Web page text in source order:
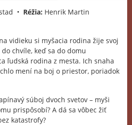
• Réžia: Henrik Martin
vidieku si myšacia rodina žije svoj
chvíle, keď sa do domu
ľudská rodina z mesta. Ich snaha
mení na boj o priestor, poriadok
súboj dvoch svetov – myši
prispôsobí? A dá sa vôbec žiť
katastrofy?